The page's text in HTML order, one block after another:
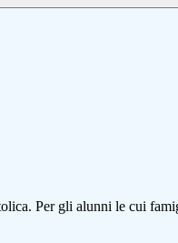
Per gli alunni le cui